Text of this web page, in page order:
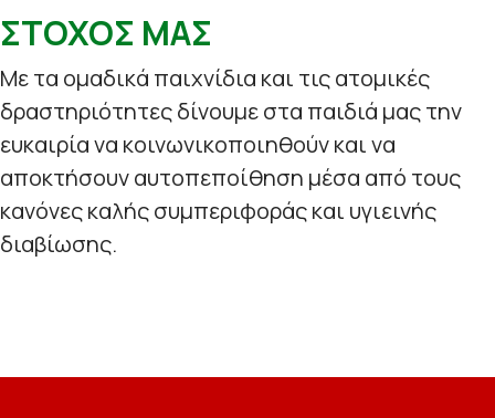
ΣΤΟΧΟΣ ΜΑΣ
Με τα ομαδικά παιχνίδια και τις ατομικές
δραστηριότητες δίνουμε στα παιδιά μας την
ευκαιρία να κοινωνικοποιηθούν και να
αποκτήσουν αυτοπεποίθηση μέσα από τους
κανόνες καλής συμπεριφοράς και υγιεινής
διαβίωσης.